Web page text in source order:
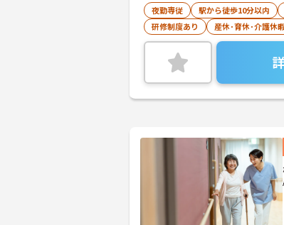
夜勤専従 駅から徒歩10分以内
研修制度あり
産休･育休･介護休